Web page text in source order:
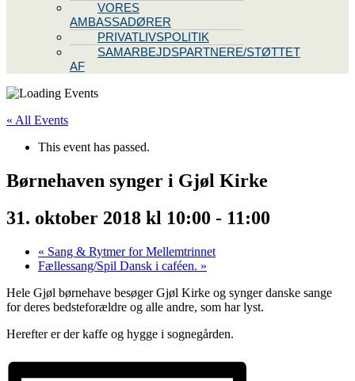
VORES
AMBASSADØRER
PRIVATLIVSPOLITIK
SAMARBEJDSPARTNERE/STØTTET
AF
« All Events
This event has passed.
Børnehaven synger i Gjøl Kirke
31. oktober 2018 kl 10:00 - 11:00
« Sang & Rytmer for Mellemtrinnet
Fællessang/Spil Dansk i caféen. »
Hele Gjøl børnehave besøger Gjøl Kirke og synger danske sange
for deres bedsteforældre og alle andre, som har lyst.
Herefter er der kaffe og hygge i sognegården.